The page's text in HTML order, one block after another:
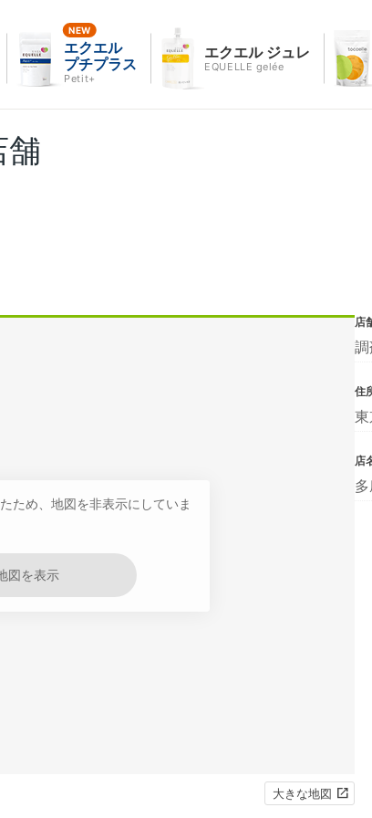
エクエル
プチプラス
Petit+
エクエル ジュレ
EQUELLE gelée
舗
ため、地図を非表示にしていま
図を表示
大きな地図
店
住
店